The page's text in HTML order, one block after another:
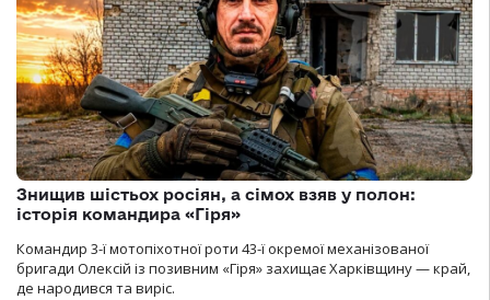
Знищив шістьох росіян, а сімох взяв у полон:
історія командира «Гіря»
Командир 3-ї мотопіхотної роти 43-ї окремої механізованої
бригади Олексій із позивним «Гіря» захищає Харківщину — край,
де народився та виріс.